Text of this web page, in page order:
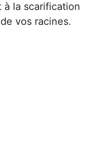
à la scarification
vos racines.